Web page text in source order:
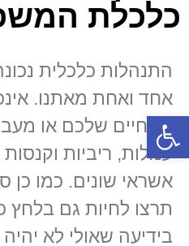
פתח סרגל
כלכלת
התנהלות כלכלית
אחד ואחת מאתנו.
מהחיים שלכם או
עמלות, ריביות וקנסות
אשראי שונים. כמו כן
תרצו לחיות גם בלחץ
בידיעה שאולי לא